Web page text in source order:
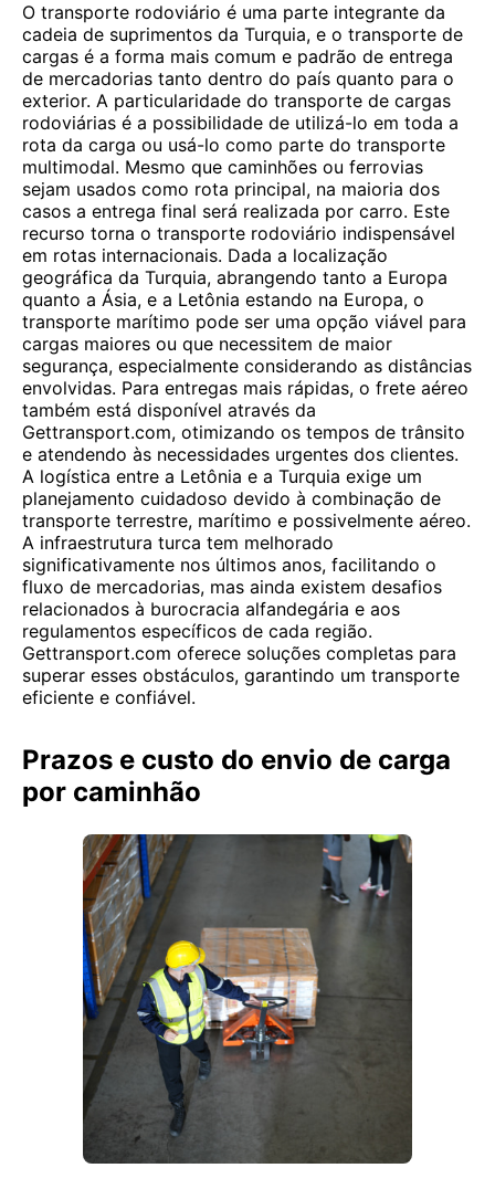
O transporte rodoviário é uma parte integrante da
cadeia de suprimentos da Turquia, e o transporte de
cargas é a forma mais comum e padrão de entrega
de mercadorias tanto dentro do país quanto para o
exterior. A particularidade do transporte de cargas
rodoviárias é a possibilidade de utilizá-lo em toda a
rota da carga ou usá-lo como parte do transporte
multimodal. Mesmo que caminhões ou ferrovias
sejam usados como rota principal, na maioria dos
casos a entrega final será realizada por carro. Este
recurso torna o transporte rodoviário indispensável
em rotas internacionais. Dada a localização
geográfica da Turquia, abrangendo tanto a Europa
quanto a Ásia, e a Letônia estando na Europa, o
transporte marítimo pode ser uma opção viável para
cargas maiores ou que necessitem de maior
segurança, especialmente considerando as distâncias
envolvidas. Para entregas mais rápidas, o frete aéreo
também está disponível através da
Gettransport.com, otimizando os tempos de trânsito
e atendendo às necessidades urgentes dos clientes.
A logística entre a Letônia e a Turquia exige um
planejamento cuidadoso devido à combinação de
transporte terrestre, marítimo e possivelmente aéreo.
A infraestrutura turca tem melhorado
significativamente nos últimos anos, facilitando o
fluxo de mercadorias, mas ainda existem desafios
relacionados à burocracia alfandegária e aos
regulamentos específicos de cada região.
Gettransport.com oferece soluções completas para
superar esses obstáculos, garantindo um transporte
eficiente e confiável.
Prazos e custo do envio de carga
por caminhão